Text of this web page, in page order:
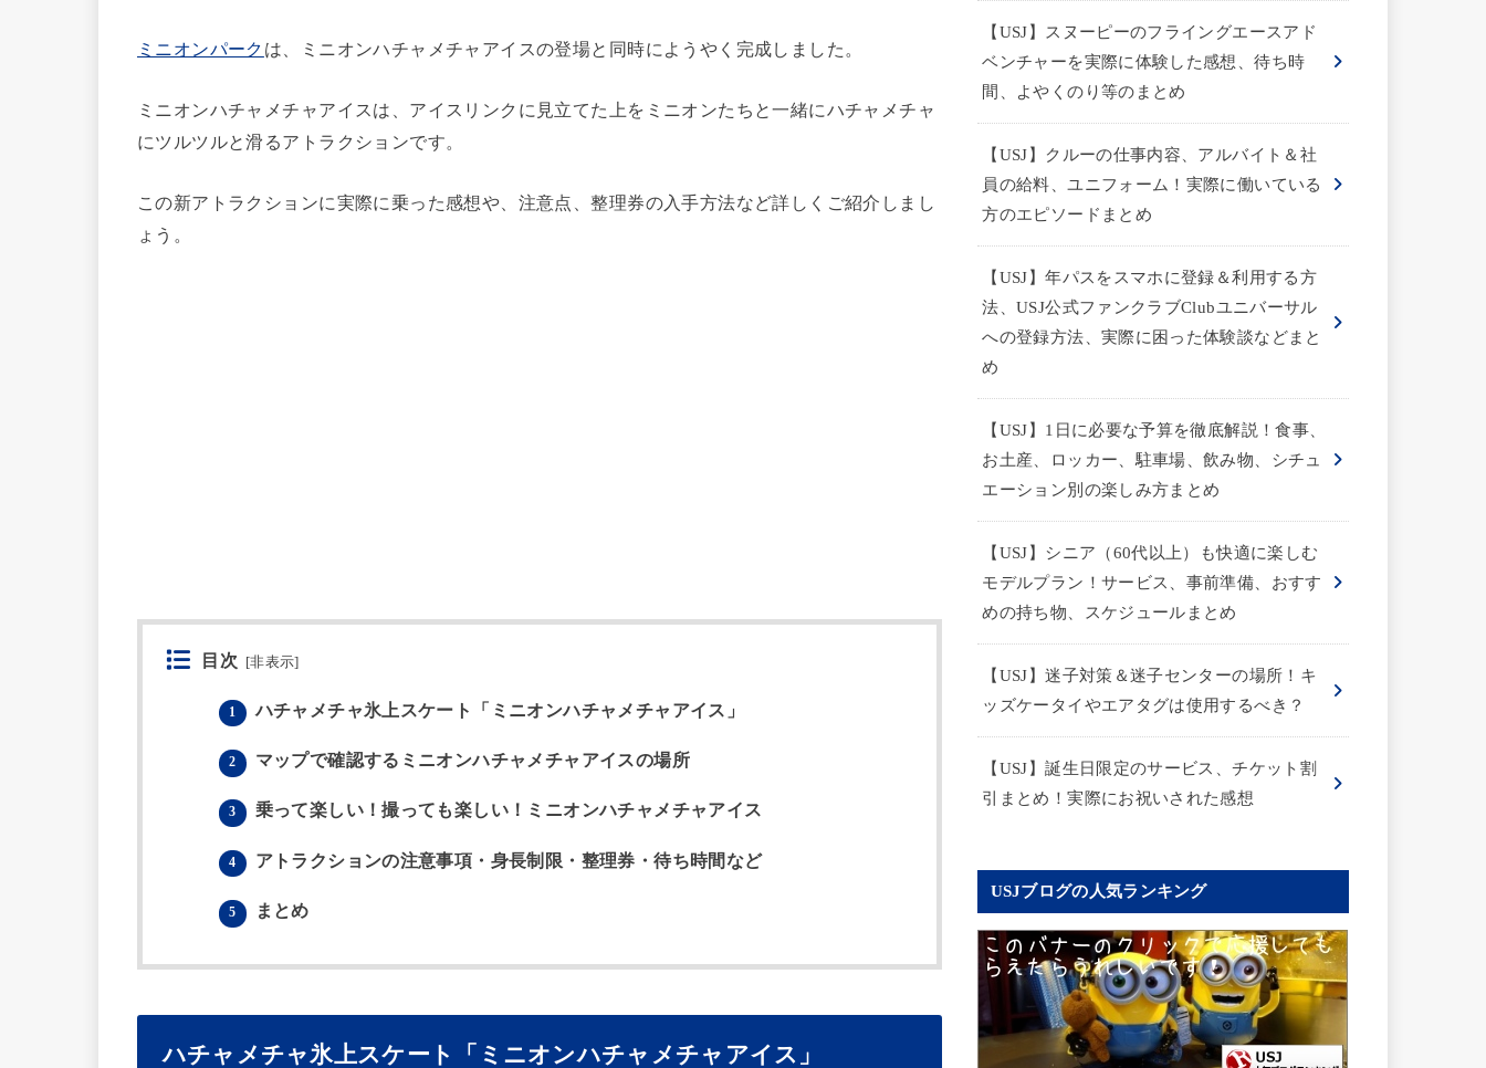
ミニオンパーク は、ミニオンハチャメチャアイスの登場と同時にようやく完成しました。
ミニオンハチャメチャアイスは、アイスリンクに見立てた上をミニオンたちと一緒にハチャメチャ
にツルツルと滑るアトラクションです。
この新アトラクションに実際に乗った感想や、注意点、整理券の入手方法など詳しくご紹介しまし
ょう。
目次 [非表示]
1 ハチャメチャ氷上スケート「ミニオンハチャメチャアイス」
2 マップで確認するミニオンハチャメチャアイスの場所
3 乗って楽しい！撮っても楽しい！ミニオンハチャメチャアイス
4 アトラクションの注意事項・身長制限・整理券・待ち時間など
5 まとめ
ハチャメチャ氷上スケート「ミニオンハチャメチャアイス」
【USJ】スヌーピーのフライングエースアド
ベンチャーを実際に体験した感想、待ち時
間、よやくのり等のまとめ
【USJ】クルーの仕事内容、アルバイト＆社
員の給料、ユニフォーム！実際に働いている
方のエピソードまとめ
【USJ】年パスをスマホに登録＆利用する方
法、USJ公式ファンクラブClubユニバーサル
への登録方法、実際に困った体験談などまと
め
【USJ】1日に必要な予算を徹底解説！食事、
お土産、ロッカー、駐車場、飲み物、シチュ
エーション別の楽しみ方まとめ
【USJ】シニア（60代以上）も快適に楽しむ
モデルプラン！サービス、事前準備、おすす
めの持ち物、スケジュールまとめ
【USJ】迷子対策＆迷子センターの場所！キ
ッズケータイやエアタグは使用するべき？
【USJ】誕生日限定のサービス、チケット割
引まとめ！実際にお祝いされた感想
USJブログの人気ランキング